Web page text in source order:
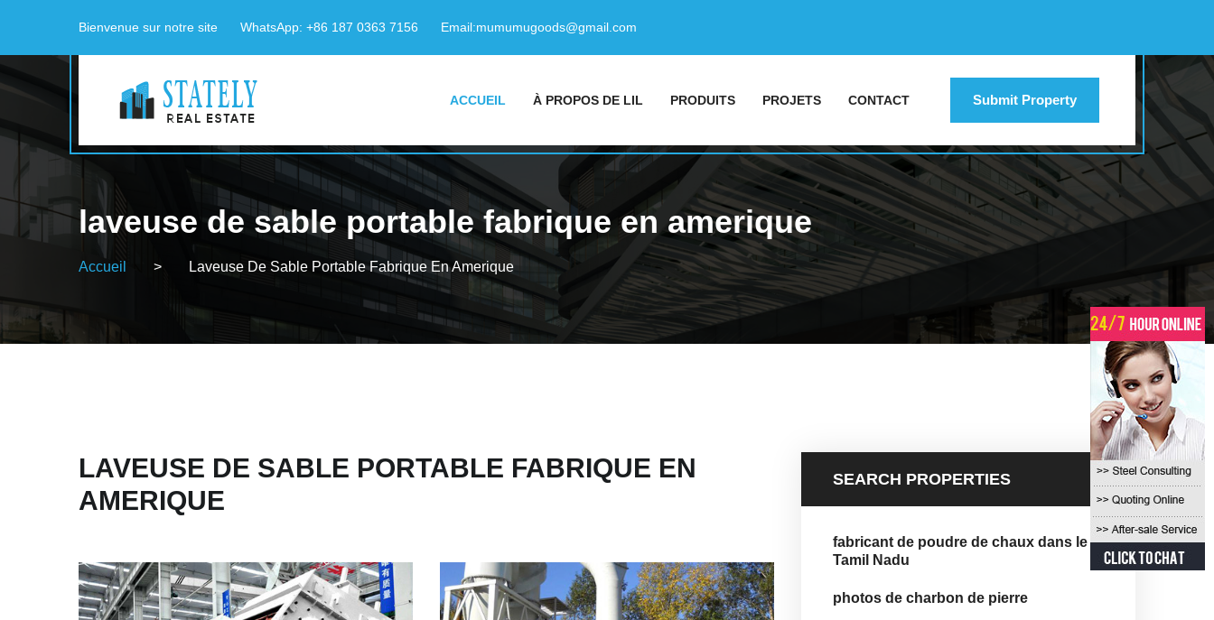
Bienvenue sur notre site WhatsApp: +86 187 0363 7156 Email:mumumugoods@gmail.com
ACCUEIL À PROPOS DE LIL PRODUITS PROJETS CONTACT Submit Property
laveuse de sable portable fabrique en amerique
Accueil > Laveuse De Sable Portable Fabrique En Amerique
LAVEUSE DE SABLE PORTABLE FABRIQUE EN
AMERIQUE
SEARCH PROPERTIES
fabricant de poudre de chaux dans le
Tamil Nadu
photos de charbon de pierre